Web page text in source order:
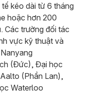
kéo dài từ 6 tháng
hoặc hơn 200
Các trường đối tác
vực kỹ thuật và
(Đức), Đại học
(Phần Lan),
Waterloo